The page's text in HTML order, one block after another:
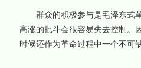
群众的积极参与是毛泽东式革
高涨的批斗会很容易失去控制。
时候还作为革命过程中一个不可